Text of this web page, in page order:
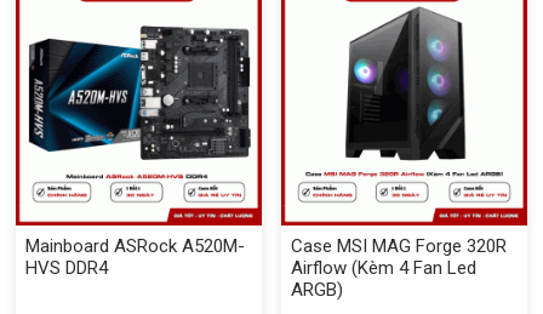
Mainboard ASRock A520M-
HVS DDR4
Case MSI MAG Forge 320R
Airflow (Kèm 4 Fan Led
ARGB)